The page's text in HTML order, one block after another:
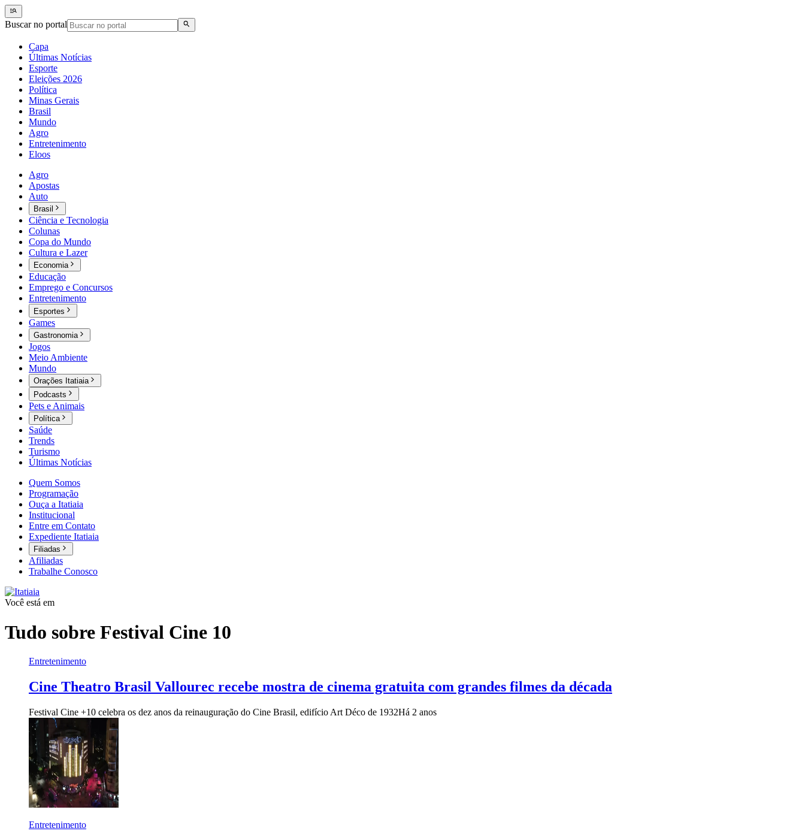
Buscar no portal
Capa
Últimas Notícias
Esporte
Eleições 2026
Política
Minas Gerais
Brasil
Mundo
Agro
Entretenimento
Eloos
Agro
Apostas
Auto
Brasil
Ciência e Tecnologia
Colunas
Copa do Mundo
Cultura e Lazer
Economia
Educação
Emprego e Concursos
Entretenimento
Esportes
Games
Gastronomia
Jogos
Meio Ambiente
Mundo
Orações Itatiaia
Podcasts
Pets e Animais
Política
Saúde
Trends
Turismo
Últimas Notícias
Quem Somos
Programação
Ouça a Itatiaia
Institucional
Entre em Contato
Expediente Itatiaia
Filiadas
Afiliadas
Trabalhe Conosco
Você está em
Tudo sobre Festival Cine 10
Entretenimento
Cine Theatro Brasil Vallourec recebe mostra de cinema gratuita com grandes filmes da década
Festival Cine +10 celebra os dez anos da reinauguração do Cine Brasil, edifício Art Déco de 1932Há 2 anos
Entretenimento